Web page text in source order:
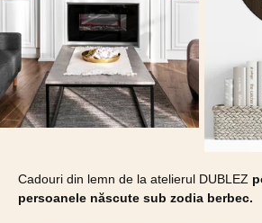
Cadouri din lemn de la atelierul DUBLEZ
persoanele născute sub zodia berbec.